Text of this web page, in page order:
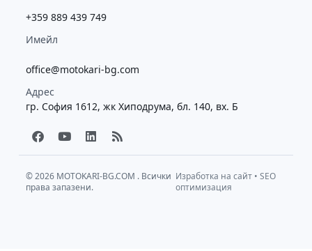
+359 889 439 749
Имейл
office@motokari-bg.com
Адрес
гр. София 1612, жк Хиподрума, бл. 140, вх. Б
F
a
c
b
o
Y
o
u
u
b
L
i
n
e
d
R
s
s
© 2026 MOTOKARI-BG.COM . Всички
права запазени.
Изработка на сайт •SEO
оптимизация